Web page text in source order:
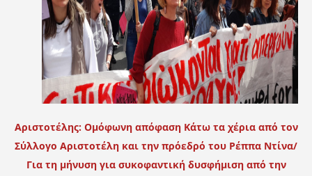
Αριστοτέλης: Ομόφωνη απόφαση Κάτω τα χέρια από τον
Σύλλογο Αριστοτέλη και την πρόεδρό του Ρέππα Ντίνα/
Για τη μήνυση για συκοφαντική δυσφήμιση από την